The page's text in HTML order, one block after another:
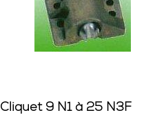
Cliquet 9 N1 à 25 N3F